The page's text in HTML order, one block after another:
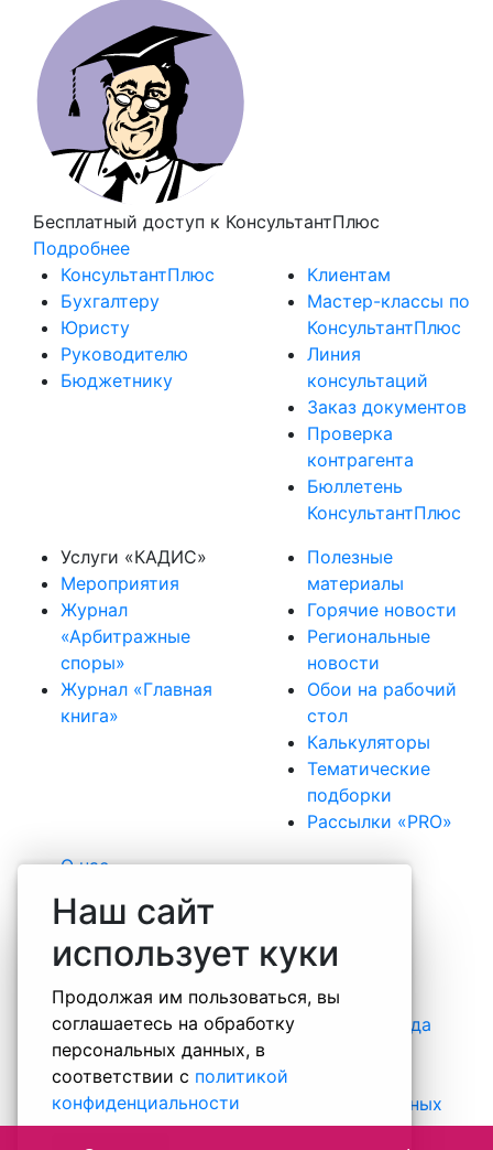
Бесплатный доступ к КонсультантПлюс
Подробнее
Наш сайт
использует куки
Продолжая им пользоваться, вы
соглашаетесь на обработку
персональных данных, в
соответствии с политикой
конфиденциальности
КонсультантПлюс
Бухгалтеру
Юристу
Руководителю
Бюджетнику
Клиентам
Мастер-классы по
КонсультантПлюс
Линия
консультаций
Заказ документов
Проверка
контрагента
Бюллетень
КонсультантПлюс
Услуги «КАДИС»
Мероприятия
Журнал
«Арбитражные
споры»
Журнал «Главная
книга»
Полезные
материалы
Горячие новости
Региональные
новости
Обои на рабочий
стол
Калькуляторы
Тематические
подборки
Рассылки «PRO»
О нас
Наша команда
Вакансии
Практика
Отзывы
Некоммерческие проекты
Информация о специальной оценке труда
Правовая информация о компании
Контакты
Политика обработки персональных данных